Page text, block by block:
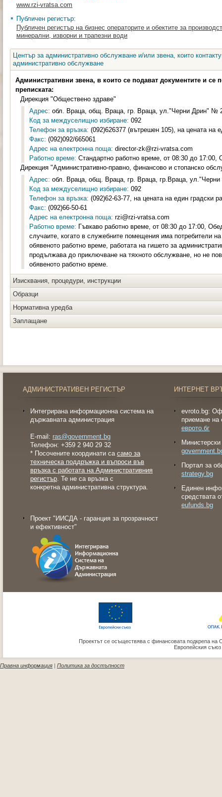
www.rzi-vratsa.com
Публичен регистър:
Публичен регистър на бизнес операторите и обектите за
минерални, изворни и трапезни води
Център за административно обслужване и/или звена, които
административно обслужване
Административни звена, в които се подават документите и се
преписката:
Дирекция "Обществено здраве"
Адрес: обл. Враца, общ. Враца, гр. Враца, ул."Черни Дрин" №
Код за междуселищно избиране: 092
Телефон за връзка: (092)626377 (вътрешен 105), на цената на
Факс: (092)092/665061
Адрес на електронна поща: director-zk@rzi-vratsa.com
Работно време: Стандартно работно време, от 08:30 до 17:00,
Дирекция "Административно-правно, финансово и стопанско
Адрес: обл. Враца, общ. Враца, гр. Враца, гр.Враца,
Код за междуселищно избиране: 092
Телефон за връзка: (092)62-63-77, на цената на един градски
Факс: (092)66-50-61
Адрес на електронна поща: rzi@rzi-vratsa.com
Работно време: Гъвкаво работно време, от 08:30 до 17:00,
случаите, когато в служебните помещения има потребители
обявеното работно време, работата на гишето за
продължава до приключване на тяхното обслужване, но не
обявеното работно време.
Изисквания, процедури, инструкции
Образци
Нормативна уредба
Заплащане
АДМИНИСТРАТИВЕН РЕГИСТЪР
Интегрирана информационна система на
държавната администрация
E-mail: ras@government.bg
Телефон: +359 2 940 29 32
* Посочените координати са само за
техническа поддръжка и въпроси във
връзка с работата на Административния
регистър. Те не са връзка с
конкретна административна структура.
Проект "ИИСДА - гаранция за прозрачност
и ефективност"
ИНТЕРНЕТ
evroto.bg:
приемане на
еврото.бг
Портал за
strategy.bg
Eдинен
средствата
eufunds.bg
Проектът се осъществява с финансовата подкрепа на
Европейския
Правна информация | Политика за достъпност